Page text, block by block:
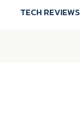
TECH REVIEWS